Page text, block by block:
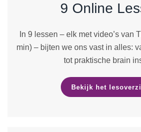
9 Online
In 9 lessen – elk met video’s van
min) – bijten we ons vast in alles:
tot praktische brain
Bekijk het